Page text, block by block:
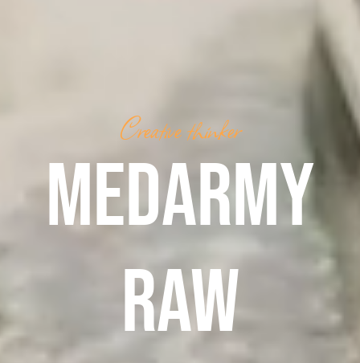
Creative thinker
MEDARMY
RAW